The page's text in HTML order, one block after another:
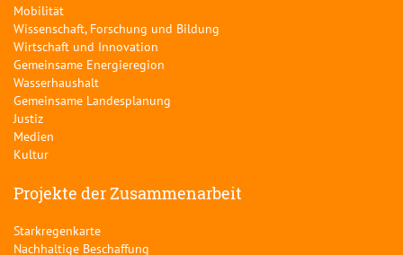
Mobilität
Wissenschaft, Forschung und Bildung
Wirtschaft und Innovation
Gemeinsame Energieregion
Wasserhaushalt
Gemeinsame Landesplanung
Justiz
Medien
Kultur
Projekte der Zusammenarbeit
Starkregenkarte
Nachhaltige Beschaffung